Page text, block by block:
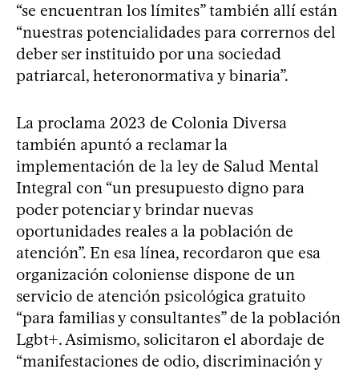
“se encuentran los límites” también allí están
“nuestras potencialidades para corrernos del
deber ser instituido por una sociedad
patriarcal, heteronormativa y binaria”.
La proclama 2023 de Colonia Diversa
también apuntó a reclamar la
implementación de la ley de Salud Mental
Integral con “un presupuesto digno para
poder potenciar y brindar nuevas
oportunidades reales a la población de
atención”. En esa línea, recordaron que esa
organización coloniense dispone de un
servicio de atención psicológica gratuito
“para familias y consultantes” de la población
Lgbt+. Asimismo, solicitaron el abordaje de
“manifestaciones de odio, discriminación y